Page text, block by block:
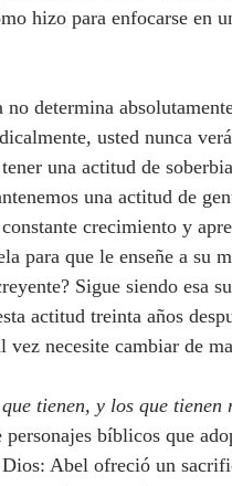
hizo para enfocarse en
usted nunca
una actitud de
una actitud de
crecimiento y
para que le enseñe a su
Sigue siendo esa
actitud treinta años
vez necesite cambiar de
tienen, y los que tienen
bíblicos que
Abel ofreció un